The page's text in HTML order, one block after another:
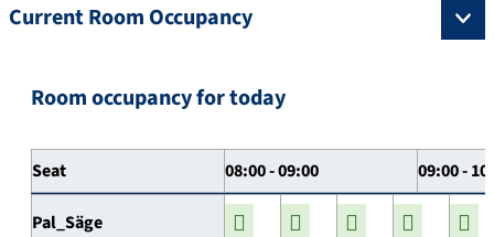
Current Room Occupancy
Room occupancy for today
Seat 08:00 - 09:00 09:00 -
Pal_Säge